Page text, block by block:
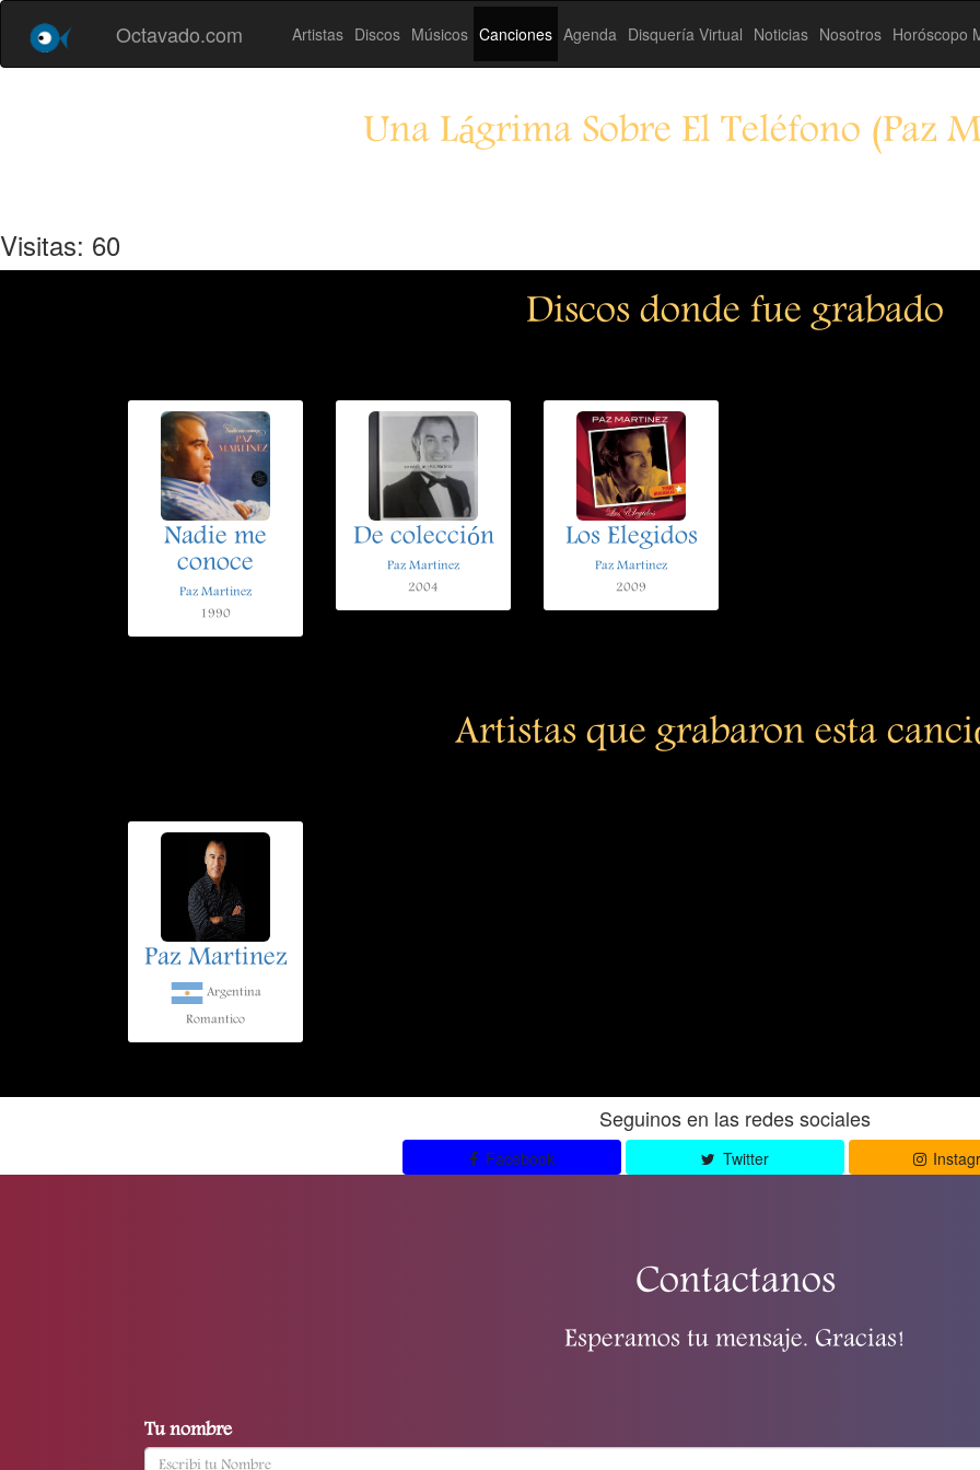
Octavado.com Artistas Discos Músicos Canciones Agenda Disquería Virtual Noticias Nosotros Horóscopo
Una Lágrima Sobre El Teléfono (Paz
Visitas: 60
Discos donde fue grabado
Nadie me
conoce
Paz Martinez
1990
De colección
Paz Martinez
2004
Los Elegidos
Paz Martinez
2009
Artistas que grabaron esta
Paz Martinez
Argentina
Romantico
Seguinos en las redes sociales
Facebook Twitter
Contactanos
Esperamos tu mensaje. Gracias!
Tu nombre